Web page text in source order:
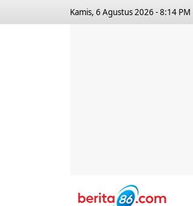
Kamis, 6 Agustus 2026 - 8:14 PM